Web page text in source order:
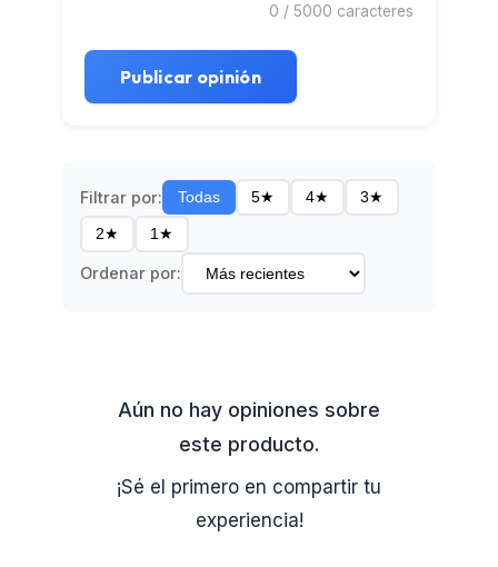
0 / 5000 caracteres
Publicar opinión
Filtrar por: Todas 5★ 4★ 3★
2★ 1★
Ordenar por:
Aún no hay opiniones sobre
este producto.
¡Sé el primero en compartir tu
experiencia!